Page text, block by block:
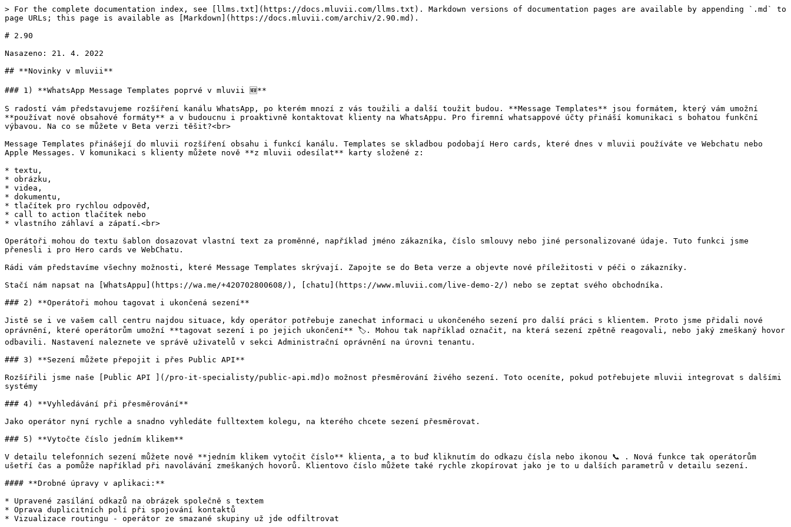
> For the complete documentation index, see [llms.txt](https://docs.mluvii.com/llms.txt). Markdown versions of documentation pages are available by appending `.md` to
page URLs; this page is available as [Markdown](https://docs.mluvii.com/archiv/2.90.md).
# 2.90
Nasazeno: 21. 4. 2022
## **Novinky v mluvii**
### 1) **WhatsApp Message Templates poprvé v mluvii 🆕**
S radostí vám představujeme rozšíření kanálu WhatsApp, po kterém mnozí z vás toužili a další toužit budou. **Message Templates** jsou formátem, který vám umožní
**používat nové obsahové formáty** a v budoucnu i proaktivně kontaktovat klienty na WhatsAppu. Pro firemní whatsappové účty přináší komunikaci s bohatou funkční
výbavou. Na co se můžete v Beta verzi těšit?<br>
Message Templates přinášejí do mluvii rozšíření obsahu i funkcí kanálu. Templates se skladbou podobají Hero cards, které dnes v mluvii používáte ve Webchatu nebo
Apple Messages. V komunikaci s klienty můžete nově **z mluvii odesílat** karty složené z:
* textu,
* obrázku,
* videa,
* dokumentu,
* tlačítek pro rychlou odpověď,
* call to action tlačítek nebo
* vlastního záhlaví a zápatí.<br>
Operátoři mohou do textu šablon dosazovat vlastní text za proměnné, například jméno zákazníka, číslo smlouvy nebo jiné personalizované údaje. Tuto funkci jsme
přenesli i pro Hero cards ve WebChatu.
Rádi vám představíme všechny možnosti, které Message Templates skrývají. Zapojte se do Beta verze a objevte nové příležitosti v péči o zákazníky.
Stačí nám napsat na [WhatsAppu](https://wa.me/+420702800608/), [chatu](https://www.mluvii.com/live-demo-2/) nebo se zeptat svého obchodníka.
### 2) **Operátoři mohou tagovat i ukončená sezení**
Jistě se i ve vašem call centru najdou situace, kdy operátor potřebuje zanechat informaci u ukončeného sezení pro další práci s klientem. Proto jsme přidali nové
oprávnění, které operátorům umožní **tagovat sezení i po jejich ukončení** 🏷️. Mohou tak například označit, na která sezení zpětně reagovali, nebo jaký zmeškaný hovor
odbavili. Nastavení naleznete ve správě uživatelů v sekci Administrační oprávnění na úrovni tenantu.
### 3) **Sezení můžete přepojit i přes Public API**
Rozšířili jsme naše [Public API ](/pro-it-specialisty/public-api.md)o možnost přesměrování živého sezení. Toto oceníte, pokud potřebujete mluvii integrovat s dalšími
systémy
### 4) **Vyhledávání při přesměrování**
Jako operátor nyní rychle a snadno vyhledáte fulltextem kolegu, na kterého chcete sezení přesměrovat.
### 5) **Vytočte číslo jedním klikem**
V detailu telefonních sezení můžete nově **jedním klikem vytočit číslo** klienta, a to buď kliknutím do odkazu čísla nebo ikonou 📞 . Nová funkce tak operátorům
ušetří čas a pomůže například při navolávání zmeškaných hovorů. Klientovo číslo můžete také rychle zkopírovat jako je to u dalších parametrů v detailu sezení.
#### **Drobné úpravy v aplikaci:**
* Upravené zasílání odkazů na obrázek společně s textem
* Oprava duplicitních polí při spojování kontaktů
* Vizualizace routingu - operátor ze smazané skupiny už jde odfiltrovat